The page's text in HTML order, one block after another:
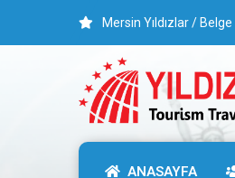
Mersin Yıldızlar /
ANASAYFA